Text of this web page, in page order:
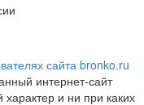
сайта bronko.ru
интернет-сайт
и ни при каких